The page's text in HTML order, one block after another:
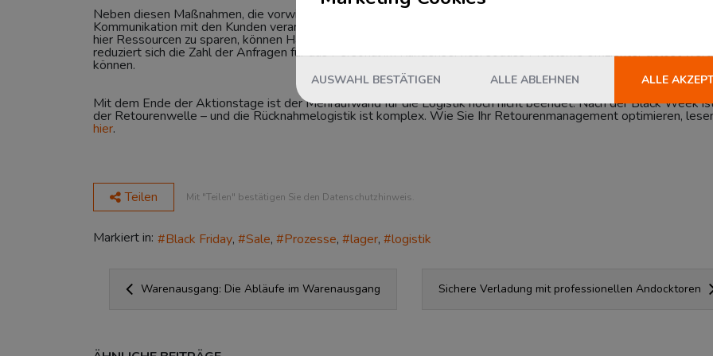
Neben diesen Maßnahmen, die vorwiegend die Logistik betreffen, sind Händler zusätzlich für die direkte
Kommunikation mit den Kunden verantwortlich. Mehr Bestellungen gehen mit mehr Anfragen beim Support
hier Ressourcen zu sparen, können Händler auf FAQs verweisen oder einen Chatbot einrichten. Auf diese Weise
reduziert sich die Zahl der Anfragen für das Personal im Kundenservice, sodass Probleme effizienter gelöst
können.
Mit dem Ende der Aktionstage ist der Mehraufwand für die Logistik noch nicht beendet: Nach der Black Week
der Retourenwelle – und die Rücknahmelogistik ist komplex. Wie Sie Ihr Retourenmanagement optimieren,
hier.
Teilen Mit "Teilen" bestätigen Sie den Datenschutzhinweis.
Markiert in: Black Friday Sale Prozesse lager logistik
Warenausgang: Die Abläufe im Warenausgang Sichere Verladung mit professionellen Andocktoren
AUSWAHL BESTÄTIGEN ALLE ABLEHNEN ALLE